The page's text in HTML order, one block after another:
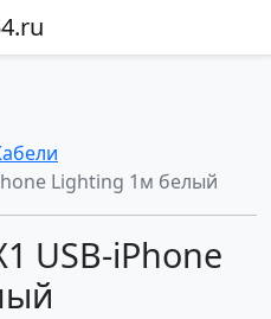
Lighting 1м белый
USB-iPhone